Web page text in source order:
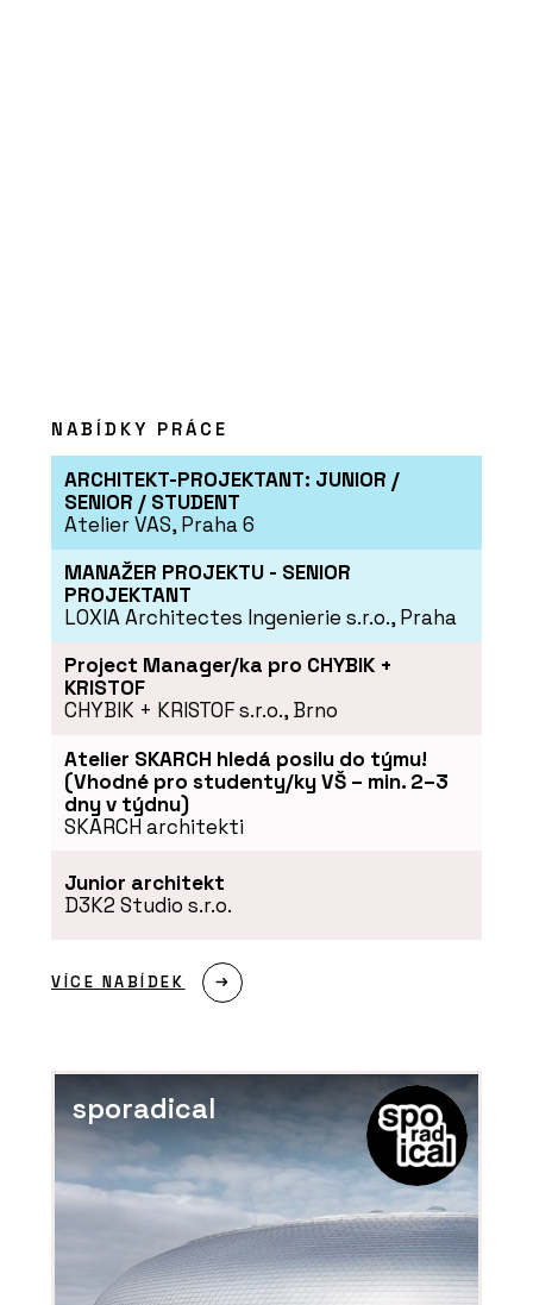
ČLÁNKY
Prosklené příčky Dorsis i tam, kde je
nečekáte
PRODUKTY
Dveře a rámové zárubně FORTIUS
O FIRMĚ
NABÍDKY PRÁCE
ARCHITEKT-PROJEKTANT: JUNIOR /
SENIOR / STUDENT
Atelier VAS, Praha 6
MANAŽER PROJEKTU - SENIOR
PROJEKTANT
LOXIA Architectes Ingenierie s.r.o., Praha
Project Manager/ka pro CHYBIK +
KRISTOF
CHYBIK + KRISTOF s.r.o., Brno
Atelier SKARCH hledá posilu do týmu!
(Vhodné pro studenty/ky VŠ – min. 2–3
dny v týdnu)
SKARCH architekti
Junior architekt
D3K2 Studio s.r.o.
VÍCE NABÍDEK
sporadical